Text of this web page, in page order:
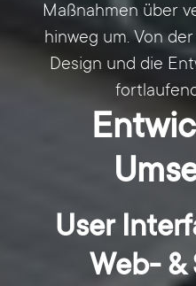
Maßnahmen über
hinweg um. Von
Design und die
User
Web- &